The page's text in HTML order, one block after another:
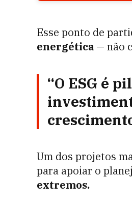
Esse ponto de
energética — não
“O ESG é
Um dos projetos
para apoiar o
extremos.